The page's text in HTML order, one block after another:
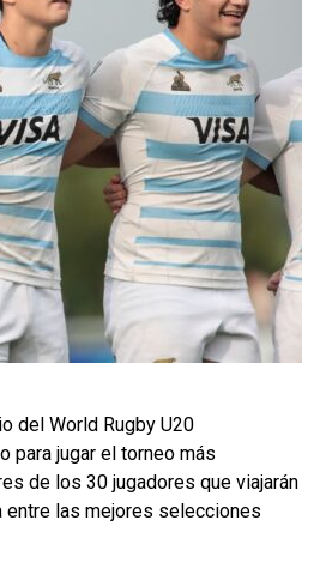
del World Rugby U20
para jugar el torneo más
de los 30 jugadores que viajarán
entre las mejores selecciones